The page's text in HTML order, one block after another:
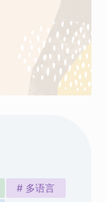
# 多语言